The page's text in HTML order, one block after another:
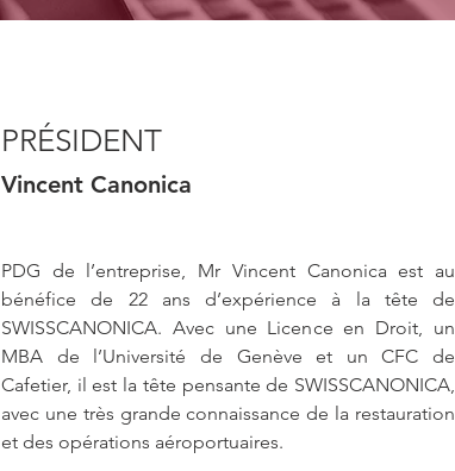
PDG de l’entreprise, Mr Vincent Canonica est au
bénéfice de 22 ans d’expérience à la tête de
SWISSCANONICA. Avec une Licence en Droit, un
MBA de l’Université de Genève et un CFC de
Cafetier, il est la tête pensante de SWISSCANONICA,
avec une très grande connaissance de la restauration
et des opérations aéroportuaires.
Vincent Canonica
PRÉSIDENT